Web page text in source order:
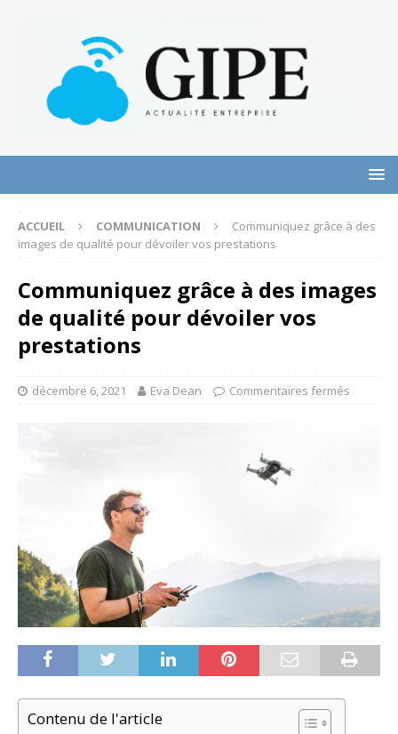
ACCUEIL COMMUNICATION
Communiquez grâce à des
images de qualité pour dévoiler vos prestations
Communiquez grâce à des images
de qualité pour dévoiler vos
prestations
décembre 6, 2021 Eva Dean Commentaires fermés
Contenu de l'article